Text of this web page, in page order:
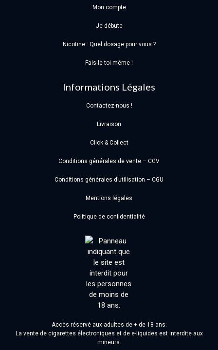
Mon compte
Je débute
Nicotine : Quel dosage pour vous ?
Fais-le toi-même !
Informations Légales
Contactez-nous !
Livraison
Click & Collect
Conditions générales de vente – CGV
Conditions générales d’utilisation – CGU
Mentions légales
Politique de confidentialité
Accès réservé aux adultes de + de 18 ans.
La vente de cigarettes électroniques et de e-liquides est interdite aux
mineurs.